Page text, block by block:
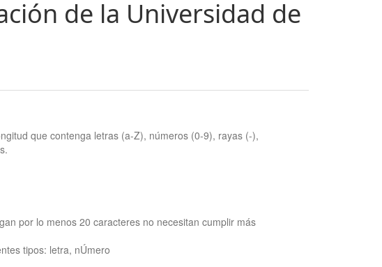
de la Universidad de
que contenga letras (a-Z), números (0-9), rayas (-),
por lo menos 20 caracteres no necesitan cumplir más
tipos: letra, nÚmero